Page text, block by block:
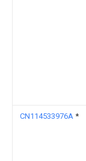
CN114533976A *